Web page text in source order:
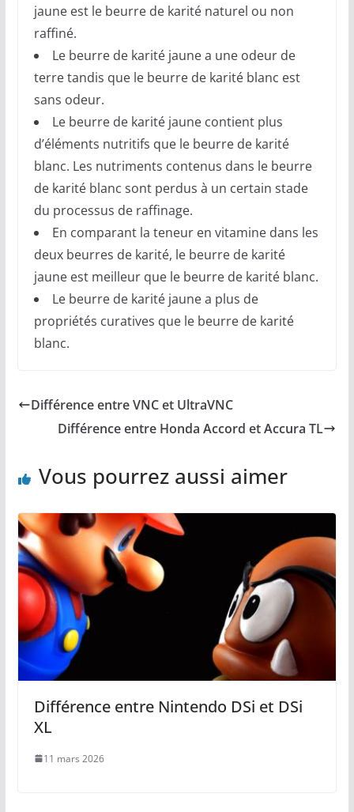
jaune est le beurre de karité naturel ou non
raffiné.
Le beurre de karité jaune a une odeur de
terre tandis que le beurre de karité blanc est
sans odeur.
Le beurre de karité jaune contient plus
d’éléments nutritifs que le beurre de karité
blanc. Les nutriments contenus dans le beurre
de karité blanc sont perdus à un certain stade
du processus de raffinage.
En comparant la teneur en vitamine dans les
deux beurres de karité, le beurre de karité
jaune est meilleur que le beurre de karité blanc.
Le beurre de karité jaune a plus de
propriétés curatives que le beurre de karité
blanc.
Différence entre VNC et UltraVNC
Différence entre Honda Accord et Accura TL
Vous pourrez aussi aimer
Différence entre Nintendo DSi et DSi
XL
11 mars 2026